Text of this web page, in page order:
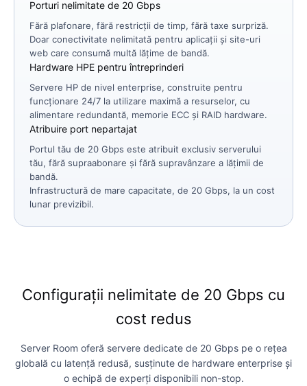
Porturi nelimitate de 20 Gbps
Fără plafonare, fără restricții de timp, fără taxe surpriză.
Doar conectivitate nelimitată pentru aplicații și site-uri
web care consumă multă lățime de bandă.
Hardware HPE pentru întreprinderi
Servere HP de nivel enterprise, construite pentru
funcționare 24/7 la utilizare maximă a resurselor, cu
alimentare redundantă, memorie ECC și RAID hardware.
Atribuire port nepartajat
Portul tău de 20 Gbps este atribuit exclusiv serverului
tău, fără supraabonare și fără supravânzare a lățimii de
bandă.
Infrastructură de mare capacitate, de 20 Gbps, la un cost
lunar previzibil.
Configurații nelimitate de 20 Gbps cu
cost redus
Server Room oferă servere dedicate de 20 Gbps pe o rețea
globală cu latență redusă, susținute de hardware enterprise și
o echipă de experți disponibili non-stop.